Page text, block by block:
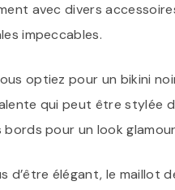
avec divers
impeccables.
optiez pour un bikini
qui peut être stylée
bords pour un look
d’être élégant, le maillot